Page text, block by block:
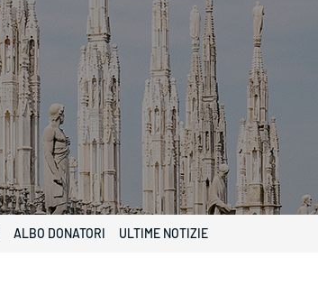
ALBO DONATORI ULTIME NOTIZIE